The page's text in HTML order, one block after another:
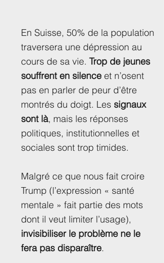
En Suisse, 50% de la population
traversera une dépression au
cours de sa vie. Trop de jeunes
souffrent en silence et n’osent
pas en parler de peur d’être
montrés du doigt. Les signaux
sont là, mais les réponses
politiques, institutionnelles et
sociales sont trop timides.
Malgré ce que nous fait croire
Trump (l’expression « santé
mentale » fait partie des mots
dont il veut limiter l’usage),
invisibiliser le problème ne le
fera pas disparaître.